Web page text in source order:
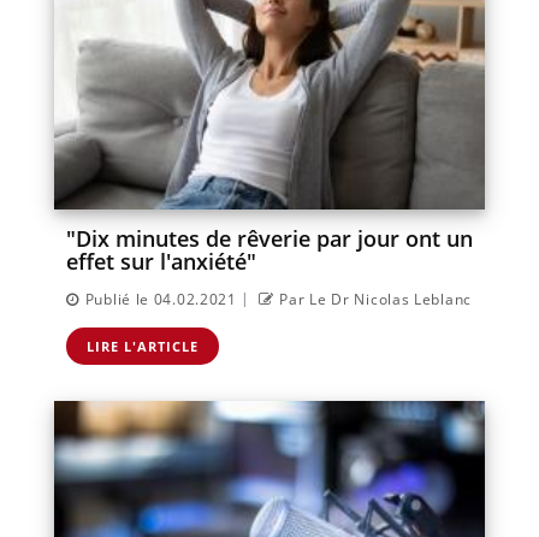
"Dix minutes de rêverie par jour ont un
effet sur l'anxiété"
Publié le 04.02.2021 | Par Le Dr Nicolas Leblanc
LIRE L'ARTICLE